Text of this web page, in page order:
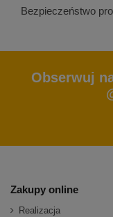
Bezpieczeństwo
Obserwuj
Zakupy online
Realizacja